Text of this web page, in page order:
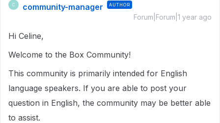
C community-manager AUTHOR
Forum|Forum|1 year ago
Hi Celine,
Welcome to the Box Community!
This community is primarily intended for English
language speakers. If you are able to post your
question in English, the community may be better able
to assist.